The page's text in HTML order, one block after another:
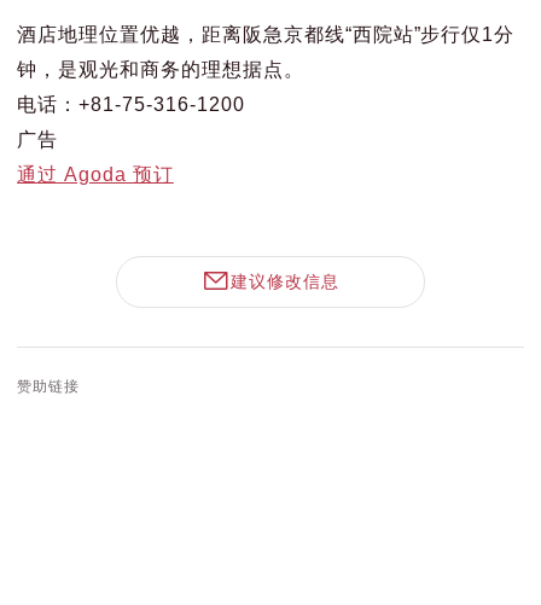
酒店地理位置优越，距离阪急京都线“西院站”步行仅1分
钟，是观光和商务的理想据点。
电话：+81-75-316-1200
广告
通过 Agoda 预订
建议修改信息
赞助链接